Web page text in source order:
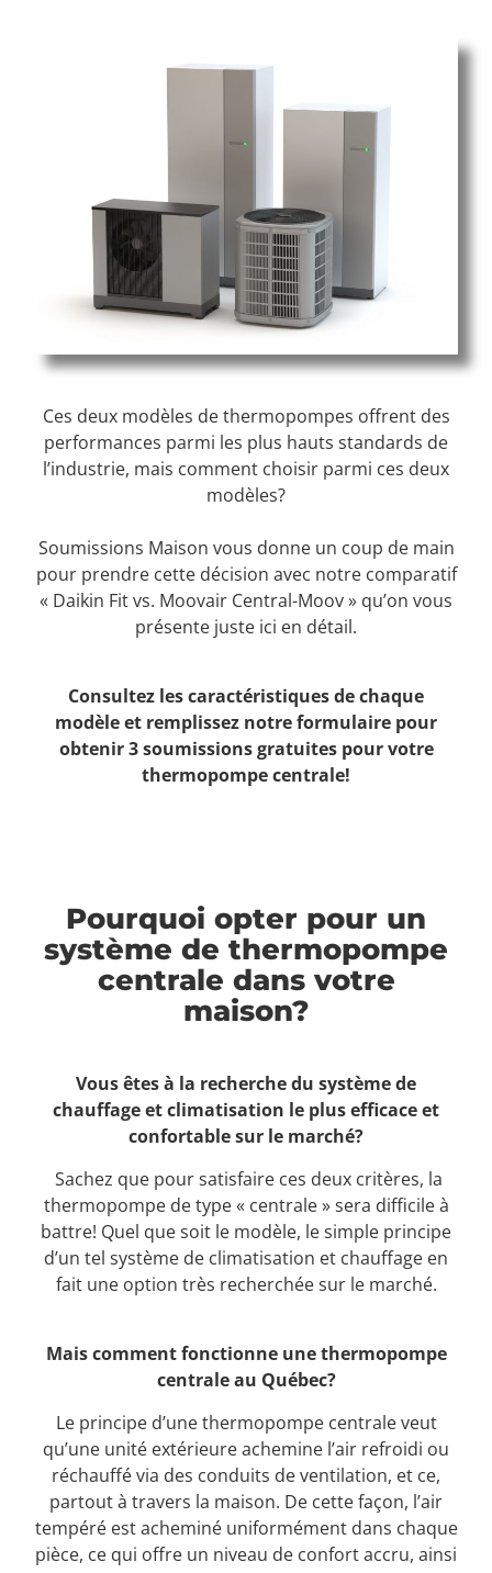
Ces deux modèles de thermopompes offrent des
performances parmi les plus hauts standards de
l’industrie, mais comment choisir parmi ces deux
modèles?
Soumissions Maison vous donne un coup de main
pour prendre cette décision avec notre comparatif
« Daikin Fit vs. Moovair Central-Moov » qu’on vous
présente juste ici en détail.
Consultez les caractéristiques de chaque
modèle et remplissez notre formulaire pour
obtenir 3 soumissions gratuites pour votre
thermopompe centrale!
Pourquoi opter pour un
système de thermopompe
centrale dans votre
maison?
Vous êtes à la recherche du système de
chauffage et climatisation le plus efficace et
confortable sur le marché?
Sachez que pour satisfaire ces deux critères, la
thermopompe de type « centrale » sera difficile à
battre! Quel que soit le modèle, le simple principe
d’un tel système de climatisation et chauffage en
fait une option très recherchée sur le marché.
Mais comment fonctionne une thermopompe
centrale au Québec?
Le principe d’une thermopompe centrale veut
qu’une unité extérieure achemine l’air refroidi ou
réchauffé via des conduits de ventilation, et ce,
partout à travers la maison. De cette façon, l’air
tempéré est acheminé uniformément dans chaque
pièce, ce qui offre un niveau de confort accru, ainsi